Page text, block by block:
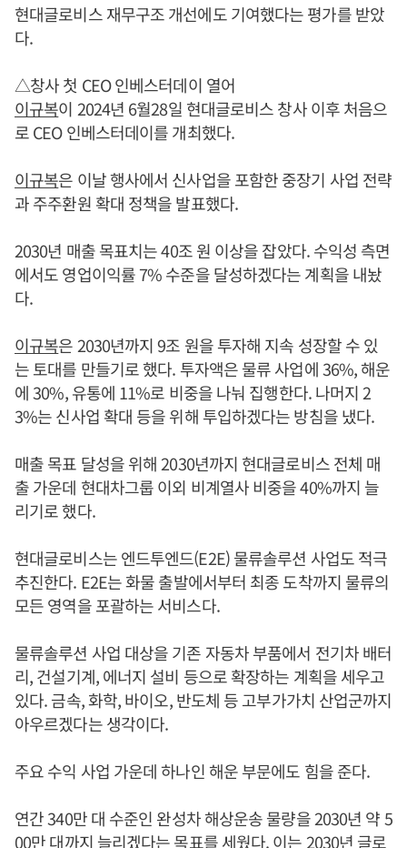
현대글로비스 재무구조 개선에도 기여했다는 평가를 받았
다.
△창사 첫 CEO 인베스터데이 열어
이규복이 2024년 6월28일 현대글로비스 창사 이후 처음으
로 CEO 인베스터데이를 개최했다.
이규복은 이날 행사에서 신사업을 포함한 중장기 사업 전략
과 주주환원 확대 정책을 발표했다.
2030년 매출 목표치는 40조 원 이상을 잡았다. 수익성 측면
에서도 영업이익률 7% 수준을 달성하겠다는 계획을 내놨
다.
이규복은 2030년까지 9조 원을 투자해 지속 성장할 수 있
는 토대를 만들기로 했다. 투자액은 물류 사업에 36%, 해운
에 30%, 유통에 11%로 비중을 나눠 집행한다. 나머지 2
3%는 신사업 확대 등을 위해 투입하겠다는 방침을 냈다.
매출 목표 달성을 위해 2030년까지 현대글로비스 전체 매
출 가운데 현대차그룹 이외 비계열사 비중을 40%까지 늘
리기로 했다.
현대글로비스는 엔드투엔드(E2E) 물류솔루션 사업도 적극
추진한다. E2E는 화물 출발에서부터 최종 도착까지 물류의
모든 영역을 포괄하는 서비스다.
물류솔루션 사업 대상을 기존 자동차 부품에서 전기차 배터
리, 건설기계, 에너지 설비 등으로 확장하는 계획을 세우고
있다. 금속, 화학, 바이오, 반도체 등 고부가가치 산업군까지
아우르겠다는 생각이다.
주요 수익 사업 가운데 하나인 해운 부문에도 힘을 준다.
연간 340만 대 수준인 완성차 해상운송 물량을 2030년 약 5
00만 대까지 늘리겠다는 목표를 세웠다. 이는 2030년 글로